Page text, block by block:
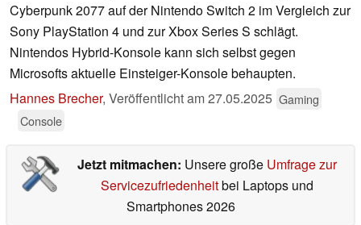
Cyberpunk 2077 auf der Nintendo Switch 2 im Vergleich zur
Sony PlayStation 4 und zur Xbox Series S schlägt.
Nintendos Hybrid-Konsole kann sich selbst gegen
Microsofts aktuelle Einsteiger-Konsole behaupten.
Hannes Brecher, Veröffentlicht am27.05.2025 Gaming
Console
Jetzt mitmachen: Unsere große Umfrage zur
Servicezufriedenheitbei Laptops und
Smartphones 2026